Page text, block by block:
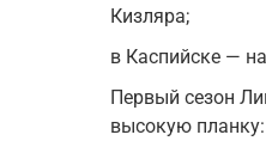
Кизляра;
в Каспийске —
Первый сезон
высокую